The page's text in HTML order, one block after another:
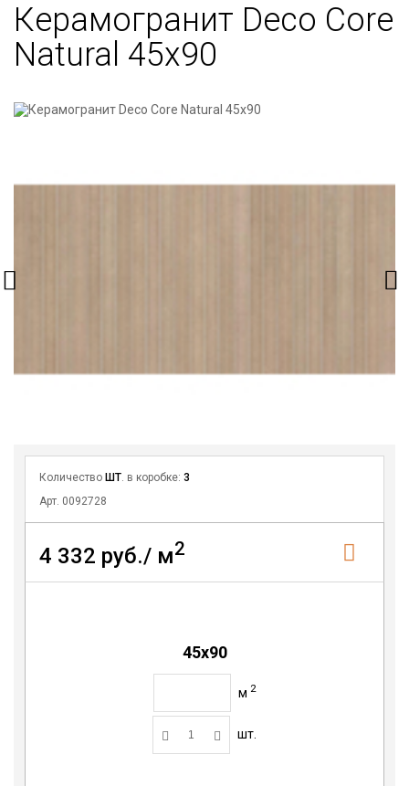
Керамогранит Deco Core
Natural 45х90
Количество ШТ . в коробке: 3
Арт. 0092728
4 332 руб./ м2
45x90
м 2
шт.